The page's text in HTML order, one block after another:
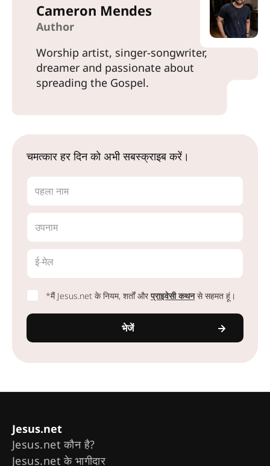
Cameron Mendes
Author
Worship artist, singer-songwriter,
dreamer and passionate about
spreading the Gospel.
चमत्कार हर दिन को अभी सबस्क्राइब करें।
पहला नाम
उपनाम
ई-मेल
*मैं Jesus.net के नियम, शर्तों औरप्राइवेसी कथनसे सहमत हूं।
भेजें
Jesus.net
Jesus.net कौन है?
Jesus.net के भागीदार